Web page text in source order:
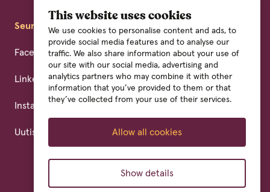
This website uses cookies
We use cookies to personalise content and ads, to
provide social media features and to analyse our
traffic. We also share information about your use of
our site with our social media, advertising and
analytics partners who may combine it with other
information that you’ve provided to them or that
they’ve collected from your use of their services.
Allow all cookies
Show details
Seuraa meitä
Facebook
LinkedIn
Instagram
Uutiskirja